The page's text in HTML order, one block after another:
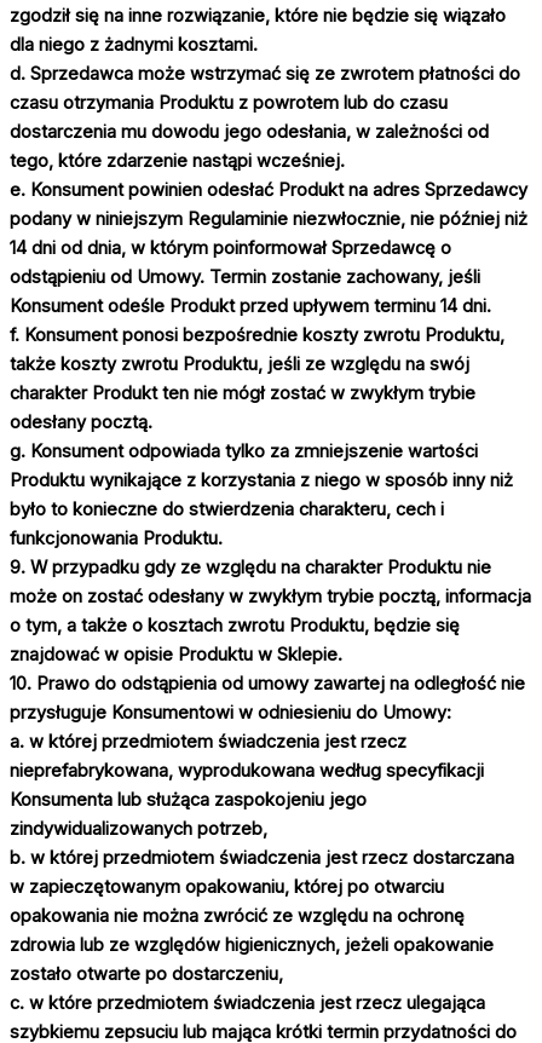
zgodził się na inne rozwiązanie, które nie będzie się wiązało
dla niego z żadnymi kosztami.
d. Sprzedawca może wstrzymać się ze zwrotem płatności do
czasu otrzymania Produktu z powrotem lub do czasu
dostarczenia mu dowodu jego odesłania, w zależności od
tego, które zdarzenie nastąpi wcześniej.
e. Konsument powinien odesłać Produkt na adres Sprzedawcy
podany w niniejszym Regulaminie niezwłocznie, nie później niż
14 dni od dnia, w którym poinformował Sprzedawcę o
odstąpieniu od Umowy. Termin zostanie zachowany, jeśli
Konsument odeśle Produkt przed upływem terminu 14 dni.
f. Konsument ponosi bezpośrednie koszty zwrotu Produktu,
także koszty zwrotu Produktu, jeśli ze względu na swój
charakter Produkt ten nie mógł zostać w zwykłym trybie
odesłany pocztą.
g. Konsument odpowiada tylko za zmniejszenie wartości
Produktu wynikające z korzystania z niego w sposób inny niż
było to konieczne do stwierdzenia charakteru, cech i
funkcjonowania Produktu.
9. W przypadku gdy ze względu na charakter Produktu nie
może on zostać odesłany w zwykłym trybie pocztą, informacja
o tym, a także o kosztach zwrotu Produktu, będzie się
znajdować w opisie Produktu w Sklepie.
10. Prawo do odstąpienia od umowy zawartej na odległość nie
przysługuje Konsumentowi w odniesieniu do Umowy:
a. w której przedmiotem świadczenia jest rzecz
nieprefabrykowana, wyprodukowana według specyfikacji
Konsumenta lub służąca zaspokojeniu jego
zindywidualizowanych potrzeb,
b. w której przedmiotem świadczenia jest rzecz dostarczana
w zapieczętowanym opakowaniu, której po otwarciu
opakowania nie można zwrócić ze względu na ochronę
zdrowia lub ze względów higienicznych, jeżeli opakowanie
zostało otwarte po dostarczeniu,
c. w które przedmiotem świadczenia jest rzecz ulegająca
szybkiemu zepsuciu lub mająca krótki termin przydatności do